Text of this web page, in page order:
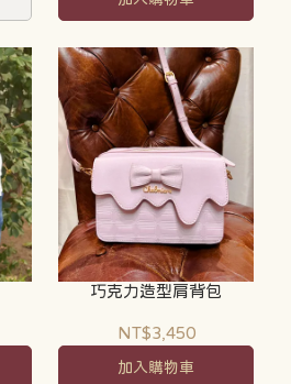
巧克力造型肩背包
NT$3,450
加入購物車